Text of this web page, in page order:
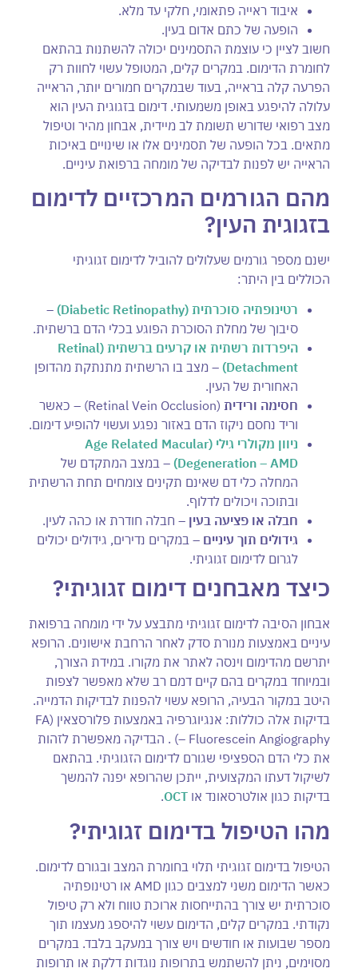
איבוד ראייה פתאומי, חלקי עד מלא.
הופעה של כתם אדום בעין.
חשוב לציין כי עוצמת התסמינים יכולה להשתנות בהתאם
לחומרת הדימום. במקרים קלים, המטופל עשוי לחוות רק
הפרעה קלה בראייה, בעוד שבמקרים חמורים יותר, הראייה
עלולה להיפגע באופן משמעותי. דימום בזגוגית העין הוא
מצב רפואי שדורש תשומת לב מיידית, אבחון מהיר וטיפול
מתאים. בכל הופעה של תסמינים אלו או שינויים באיכות
הראייה יש לפנות לבדיקה של מומחה ברפואת עיניים.
מהם הגורמים המרכזיים לדימום
בזגוגית העין?
ישנם מספר גורמים שעלולים להוביל לדימום זגוגיתי
הכוללים בין היתר:
רטינופתיה סוכרתית (Diabetic Retinopathy)
–
סיבוך של מחלת הסוכרת הפוגע בכלי הדם ברשתית.
היפרדות רשתית או קרעים ברשתית (Retinal
Detachment) – מצב בו הרשתית מתנתקת מהדופן
האחורית של העין.
חסימה ורידית
(Retinal Vein Occlusion) – כאשר
וריד נחסם ניקוז הדם באזור נפגע ועשוי להופיע דימום.
ניוון מקולרי גילי (Age Related Macular
Degeneration – AMD) – במצב המתקדם של
המחלה כלי דם שאינם תקינים צומחים תחת הרשתית
ובתוכה ויכולים לדלוף.
חבלה או פציעה בעין – חבלה חודרת או כהה לעין.
גידולים תוך עיניים – במקרים נדירים, גידולים יכולים
לגרום לדימום זגוגיתי.
כיצד מאבחנים דימום זגוגיתי?
אבחון הסיבה לדימום זגוגיתי מתבצע על ידי מומחה ברפואת
עיניים באמצעות מנורת סדק לאחר הרחבת אישונים. הרופא
יתרשם מהדימום וינסה לאתר את מקורו. במידת הצורך,
ובמיוחד במקרים בהם קיים דמם רב שלא מאפשר לצפות
היטב במקור הבעיה, הרופא עשוי להפנות לבדיקות הדמייה.
בדיקות אלה כוללות: אנגיוגרפיה באמצעות פלורסצאין (FA
– Fluorescein Angiography) . הבדיקה מאפשרת לזהות
את כלי הדם הספציפי שגורם לדימום הזגוגיתי. בהתאם
לשיקול דעתו המקצועית, ייתכן שהרופא יפנה להמשך
בדיקות כגון אולטרסאונד או OCT
.
מהו הטיפול בדימום זגוגיתי?
הטיפול בדימום זגוגיתי תלוי בחומרת המצב ובגורם לדימום.
כאשר הדימום משני למצבים כגון AMD או רטינופתיה
סוכרתית יש צורך בהתייחסות ארוכת טווח ולא רק טיפול
נקודתי. במקרים קלים, הדימום עשוי להיספג מעצמו תוך
מספר שבועות או חודשים ויש צורך במעקב בלבד. במקרים
מסוימים, ניתן להשתמש בתרופות נוגדות דלקת או תרופות